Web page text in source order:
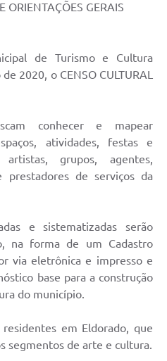
ORIENTAÇÕES GERAIS
de Turismo e Cultura
2020, o CENSO CULTURAL
conhecer e mapear
atividades, festas e
artistas, grupos, agentes,
prestadores de serviços da
e sistematizadas serão
na forma de um Cadastro
via eletrônica e impresso e
base para a construção
do município.
em Eldorado, que
segmentos de arte e cultura.